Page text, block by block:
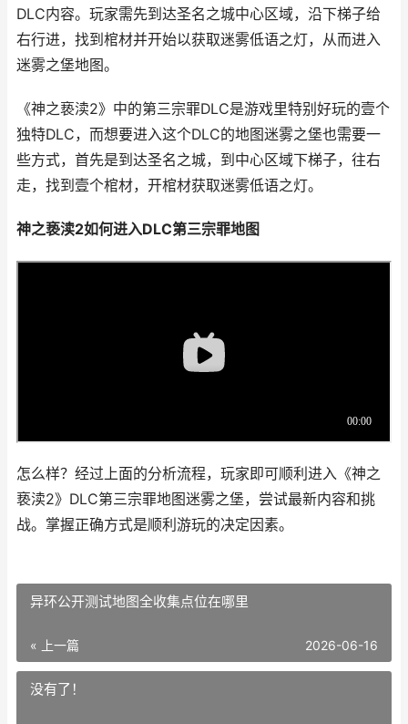
DLC内容。玩家需先到达圣名之城中心区域，沿下梯子给
右行进，找到棺材并开始以获取迷雾低语之灯，从而进入
迷雾之堡地图。
《神之亵渎2》中的第三宗罪DLC是游戏里特别好玩的壹个
独特DLC，而想要进入这个DLC的地图迷雾之堡也需要一
些方式，首先是到达圣名之城，到中心区域下梯子，往右
走，找到壹个棺材，开棺材获取迷雾低语之灯。
神之亵渎2如何进入DLC第三宗罪地图
怎么样？经过上面的分析流程，玩家即可顺利进入《神之
亵渎2》DLC第三宗罪地图迷雾之堡，尝试最新内容和挑
战。掌握正确方式是顺利游玩的决定因素。
异环公开测试地图全收集点位在哪里
« 上一篇 2026-06-16
没有了！